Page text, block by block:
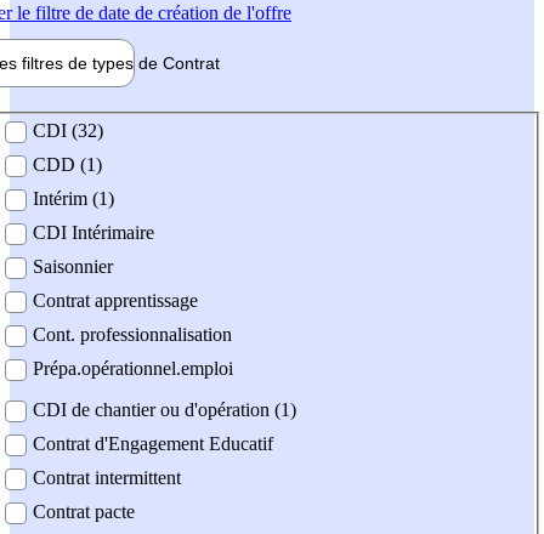
le filtre de date de création de l'offre
filtres de types de Contrat
contrat
CDI (32)
CDD (1)
Intérim (1)
CDI Intérimaire
Saisonnier
Contrat apprentissage
Cont. professionnalisation
Prépa.opérationnel.emploi
CDI de chantier ou d'opération (1)
Contrat d'Engagement Educatif
Contrat intermittent
Contrat pacte